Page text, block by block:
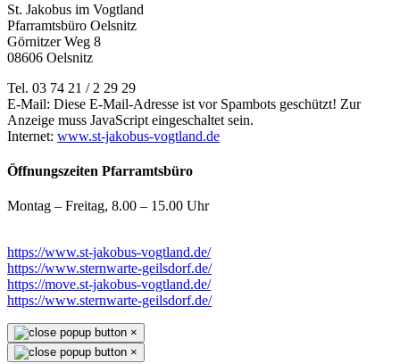
St. Jakobus im Vogtland
Pfarramtsbüro Oelsnitz
Görnitzer Weg 8
08606 Oelsnitz
Tel. 03 74 21 / 2 29 29
E-Mail: Diese E-Mail-Adresse ist vor Spambots geschützt! Zur
Anzeige muss JavaScript eingeschaltet sein.
Internet: www.st-jakobus-vogtland.de
Öffnungszeiten Pfarramtsbüro
Montag – Freitag, 8.00 – 15.00 Uhr
https://www.st-jakobus-vogtland.de/
https://www.sternwarte-geilsdorf.de/
https://move.st-jakobus-vogtland.de/
https://www.sternwarte-geilsdorf.de/
×
×